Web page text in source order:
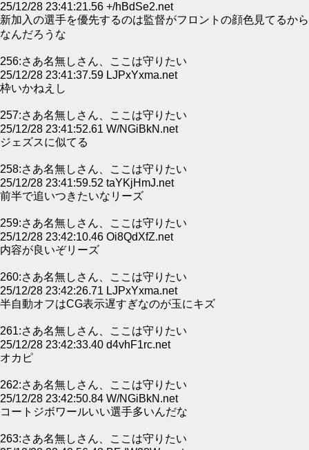
25/12/28 23:41:21.56 +/hBdSe2.net
新加入の選手を優先するのは監督がフロントの顔色見てるから
なんだろうな
256:さあ名無しさん、ここは守りたい
25/12/28 23:41:37.59 LJPxYxma.net
枠いかねえし
257:さあ名無しさん、ここは守りたい
25/12/28 23:41:52.61 W/NGiBkN.net
ジェズスに似てる
258:さあ名無しさん、ここは守りたい
25/12/28 23:41:59.52 taYKjHmJ.net
前半で追いつきたいなリーズ
259:さあ名無しさん、ここは守りたい
25/12/28 23:42:10.46 Oi8QdXfZ.net
内容が良いぞリーズ
260:さあ名無しさん、ここは守りたい
25/12/28 23:42:26.71 LJPxYxma.net
半自動オフはCG表示遅すぎなのが玉にキズ
261:さあ名無しさん、ここは守りたい
25/12/28 23:42:33.40 d4vhF1rc.net
オカピ
262:さあ名無しさん、ここは守りたい
25/12/28 23:42:50.84 W/NGiBkN.net
コートジボワールいい選手多いんだな
263:さあ名無しさん、ここは守りたい